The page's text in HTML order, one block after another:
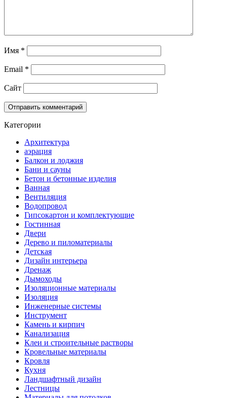
Имя *
Email *
Сайт
Категории
Архитектура
аэрация
Балкон и лоджия
Бани и сауны
Бетон и бетонные изделия
Ванная
Вентиляция
Водопровод
Гипсокартон и комплектующие
Гостинная
Двери
Дерево и пиломатериалы
Детская
Дизайн интерьера
Дренаж
Дымоходы
Изоляционные материалы
Изоляция
Инженерные системы
Инструмент
Камень и кирпич
Канализация
Клеи и строительные растворы
Кровельные материалы
Кровля
Кухня
Ландшафтный дизайн
Лестницы